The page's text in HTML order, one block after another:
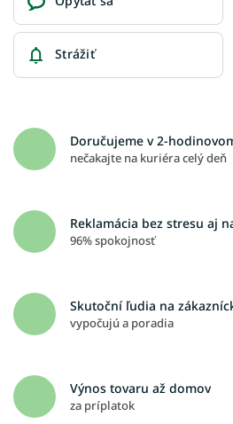
Strážiť
Doručujeme v 2-
nečakajte na kuriéra celý deň
Reklamácia bez stresu aj
96% spokojnosť
Skutoční ľudia na
vypočujú a poradia
Výnos tovaru až domov
za príplatok